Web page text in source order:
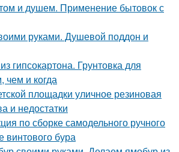
и душем. Применение бытовок с
руками. Душевой поддон и
гипсокартона. Грунтовка для
чем и когда
площадки уличное резиновая
и недостатки
по сборке самодельного ручного
винтового бура